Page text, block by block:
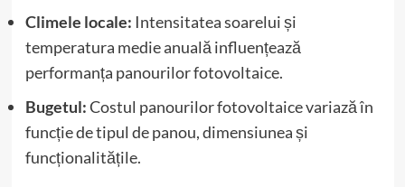
Climele locale: Intensitatea soarelui și
temperatura medie anuală influențează
performanța panourilor fotovoltaice.
Bugetul:Costul panourilor fotovoltaice variază în
funcție de tipul de panou, dimensiunea și
funcționalitățile.